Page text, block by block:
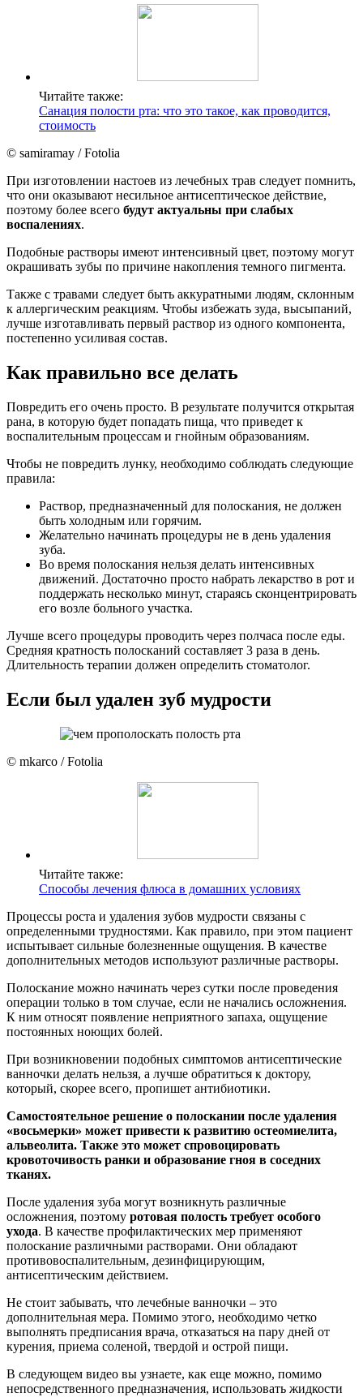
Читайте также:
Санация полости рта: что это такое, как проводится,
стоимость
© samiramay / Fotolia
При изготовлении настоев из лечебных трав следует помнить,
что они оказывают несильное антисептическое действие,
поэтому более всего будут актуальны при слабых
воспалениях.
Подобные растворы имеют интенсивный цвет, поэтому могут
окрашивать зубы по причине накопления темного пигмента.
Также с травами следует быть аккуратными людям, склонным
к аллергическим реакциям. Чтобы избежать зуда, высыпаний,
лучше изготавливать первый раствор из одного компонента,
постепенно усиливая состав.
Как правильно все делать
Повредить его очень просто. В результате получится открытая
рана, в которую будет попадать пища, что приведет к
воспалительным процессам и гнойным образованиям.
Чтобы не повредить лунку, необходимо соблюдать следующие
правила:
Раствор, предназначенный для полоскания, не должен
быть холодным или горячим.
Желательно начинать процедуры не в день удаления
зуба.
Во время полоскания нельзя делать интенсивных
движений. Достаточно просто набрать лекарство в рот и
поддержать несколько минут, стараясь сконцентрировать
его возле больного участка.
Лучше всего процедуры проводить через полчаса после еды.
Средняя кратность полосканий составляет 3 раза в день.
Длительность терапии должен определить стоматолог.
Если был удален зуб мудрости
© mkarco / Fotolia
Читайте также:
Способы лечения флюса в домашних условиях
Процессы роста и удаления зубов мудрости связаны с
определенными трудностями. Как правило, при этом пациент
испытывает сильные болезненные ощущения. В качестве
дополнительных методов используют различные растворы.
Полоскание можно начинать через сутки после проведения
операции только в том случае, если не начались осложнения.
К ним относят появление неприятного запаха, ощущение
постоянных ноющих болей.
При возникновении подобных симптомов антисептические
ванночки делать нельзя, а лучше обратиться к доктору,
который, скорее всего, пропишет антибиотики.
Самостоятельное решение о полоскании после удаления
«восьмерки» может привести к развитию остеомиелита,
альвеолита. Также это может спровоцировать
кровоточивость ранки и образование гноя в соседних
тканях.
После удаления зуба могут возникнуть различные
осложнения, поэтому ротовая полость требует особого
ухода. В качестве профилактических мер применяют
полоскание различными растворами. Они обладают
противовоспалительным, дезинфицирующим,
антисептическим действием.
Не стоит забывать, что лечебные ванночки – это
дополнительная мера. Помимо этого, необходимо четко
выполнять предписания врача, отказаться на пару дней от
курения, приема соленой, твердой и острой пищи.
В следующем видео вы узнаете, как еще можно, помимо
непосредственного предназначения, использовать жидкости